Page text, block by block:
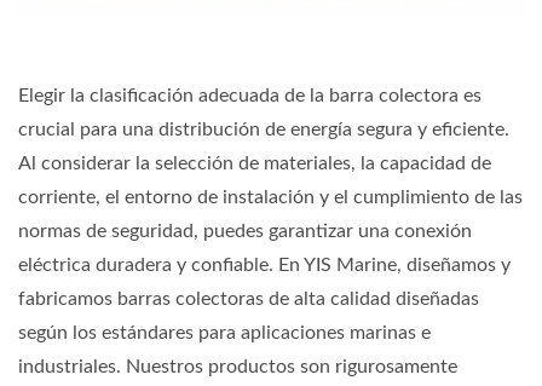
Elegir la clasificación adecuada de la barra colectora es
crucial para una distribución de energía segura y eficiente.
Al considerar la selección de materiales, la capacidad de
corriente, el entorno de instalación y el cumplimiento de las
normas de seguridad, puedes garantizar una conexión
eléctrica duradera y confiable. En YIS Marine, diseñamos y
fabricamos barras colectoras de alta calidad diseñadas
según los estándares para aplicaciones marinas e
industriales. Nuestros productos son rigurosamente